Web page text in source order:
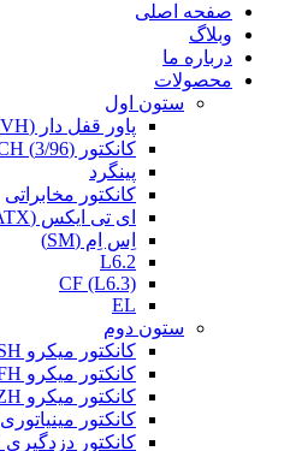
صفحه اصلی
وبلاگ
درباره ما
محصولات
ستون اول
پاور قفل دار (VH)
کانکتور (3/96) CH
پینگرد
کانکتور مخابراتی
ای تی ایکس (ATX)
اِس اِم (SM)
L6.2
CF (L6.3)
EL
ستون دوم
کانکتور میکرو 1MM SH
کانکتور میکرو 1.25MM FH
کانکتور میکرو 1.5MM ZH
کانکتور مینیاتوری 2MM PH
کانکتور دزدگیری XH